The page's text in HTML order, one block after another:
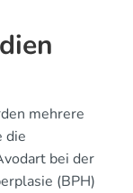
mehrere
die
bei der
(BPH)